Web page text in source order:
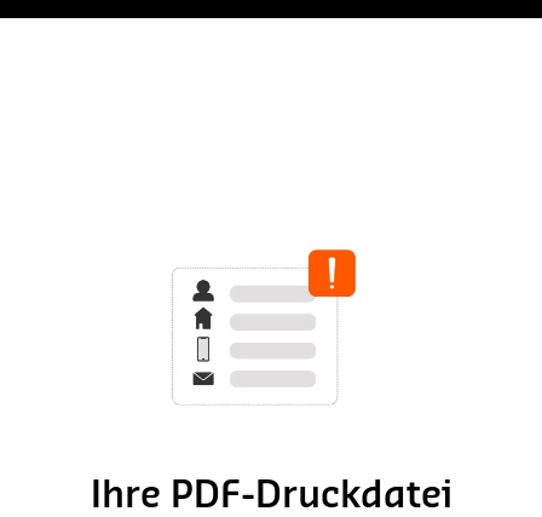
Ihre PDF-Druckdatei